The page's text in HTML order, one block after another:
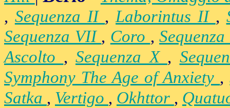
, Sequenza II ,Laborintus II ,
Sequenza VII , Coro ,
Ascolto , Sequenza X ,
Symphony The Age of Anxiety ,
Satka , Vertigo , Okhttor ,